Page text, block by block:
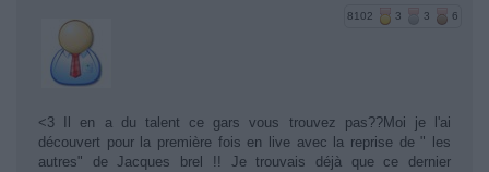
8102 3 3 6
<3 Il en a du talent ce gars vous trouvez pas??Moi je l'ai
découvert pour la première fois en live avec la reprise de " les
autres" de Jacques brel !! Je trouvais déjà que ce dernier